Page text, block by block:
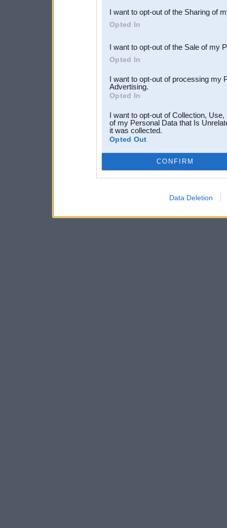
Downstream Participants
third parties.
I want to opt-out of the Sharing of
Opted In
I want to opt-out of the Sale of my
Opted In
I want to opt-out of processing my
Advertising.
Opted In
I want to opt-out of Collection,
of my Personal Data that Is
it was collected.
Opted Out
CONFIRM
Data Deletion